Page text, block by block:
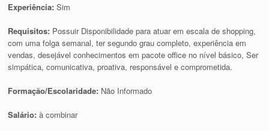
Experiência:Sim
Requisitos: Possuir Disponibilidade para atuar em escala de shopping,
com uma folga semanal, ter segundo grau completo, experiência em
vendas, desejável conhecimentos em pacote office no nível básico, Ser
simpática, comunicativa, proativa, responsável e comprometida.
Formação/Escolaridade: Não Informado
Salário:à combinar